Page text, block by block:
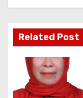
Related Post